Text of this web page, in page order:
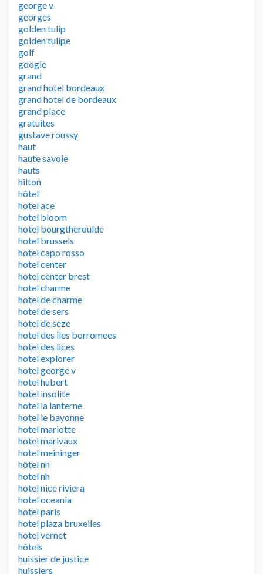
george v
georges
golden tulip
golden tulipe
golf
google
grand
grand hotel bordeaux
grand hotel de bordeaux
grand place
gratuites
gustave roussy
haut
haute savoie
hauts
hilton
hôtel
hotel ace
hotel bloom
hotel bourgtheroulde
hotel brussels
hotel capo rosso
hotel center
hotel center brest
hotel charme
hotel de charme
hotel de sers
hotel de seze
hotel des iles borromees
hotel des lices
hotel explorer
hotel george v
hotel hubert
hotel insolite
hotel la lanterne
hotel le bayonne
hotel mariotte
hotel marivaux
hotel meininger
hôtel nh
hotel nh
hotel nice riviera
hotel oceania
hotel paris
hotel plaza bruxelles
hotel vernet
hôtels
huissier de justice
huissiers